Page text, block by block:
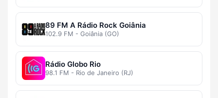
89 FM A Rádio Rock Goiânia
102.9 FM - Goiânia (GO)
Rádio Globo Rio
98.1 FM - Rio de Janeiro (RJ)